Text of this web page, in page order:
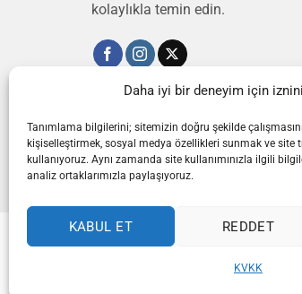
Daha iyi bir deneyim için
Tanımlama bilgilerini; sitemizin doğru şekilde
kişiselleştirmek, sosyal medya özellikleri sunmak ve
kullanıyoruz. Aynı zamanda site kullanımınızla ilgili
analiz ortaklarımızla paylaşıyoruz.
KABUL ET REDDET
KVKK
kolaylıkla temin edin.
info@boyaekipmanlari.com